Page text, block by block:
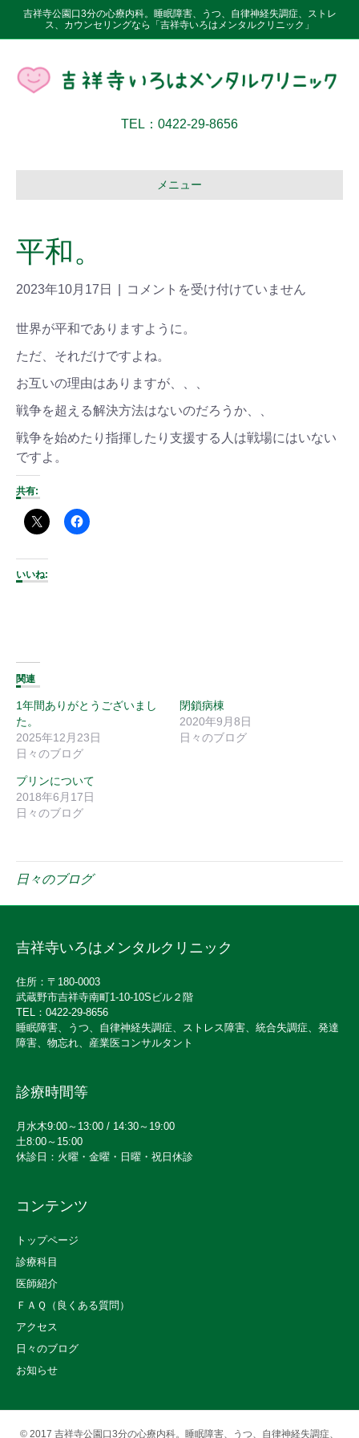
吉祥寺公園口3分の心療内科。睡眠障害、うつ、自律神経失調症、ストレ
ス、カウンセリングなら「吉祥寺いろはメンタルクリニック」
TEL：0422-29-8656
メニュー
平和。
2023年10月17日 コメントを受け付けていません
世界が平和でありますように。
ただ、それだけですよね。
お互いの理由はありますが、、、
戦争を超える解決方法はないのだろうか、、
戦争を始めたり指揮したり支援する人は戦場にはいない
ですよ。
共有:
いいね:
関連
1年間ありがとうございまし
た。
2025年12月23日
日々のブログ
閉鎖病棟
2020年9月8日
日々のブログ
プリンについて
2018年6月17日
日々のブログ
日々のブログ
吉祥寺いろはメンタルクリニック
住所：〒180-0003
武蔵野市吉祥寺南町1-10-10Sビル２階
TEL：0422-29-8656
睡眠障害、うつ、自律神経失調症、ストレス障害、統合失調症、発達
障害、物忘れ、産業医コンサルタント
診療時間等
月水木9:00～13:00 / 14:30～19:00
土8:00～15:00
休診日：火曜・金曜・日曜・祝日休診
コンテンツ
トップページ
診療科目
医師紹介
ＦＡＱ（良くある質問）
アクセス
日々のブログ
お知らせ
© 2017 吉祥寺公園口3分の心療内科。睡眠障害、うつ、自律神経失調症、